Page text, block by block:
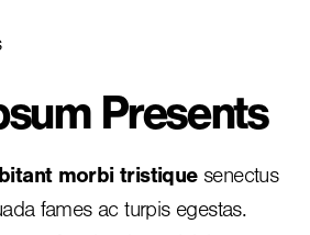
Presents
morbi tristiquesenectus
fames ac turpis egestas.